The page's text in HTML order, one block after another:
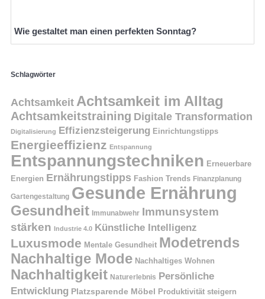
Wie gestaltet man einen perfekten Sonntag?
Schlagwörter
Achtsamkeit Achtsamkeit im Alltag
Achtsamkeitstraining Digitale Transformation
Digitalisierung Effizienzsteigerung Einrichtungstipps
Energieeffizienz Entspannung
Entspannungstechniken Erneuerbare
Energien Ernährungstipps Fashion Trends Finanzplanung
Gartengestaltung Gesunde Ernährung
Gesundheit Immunabwehr Immunsystem
stärken Industrie 4.0 Künstliche Intelligenz
Luxusmode Mentale Gesundheit Modetrends
Nachhaltige Mode Nachhaltiges Wohnen
Nachhaltigkeit Naturerlebnis Persönliche
Entwicklung Platzsparende Möbel Produktivität steigern